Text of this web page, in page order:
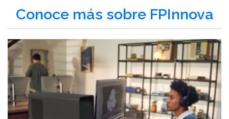
Conoce más sobre FPInnova